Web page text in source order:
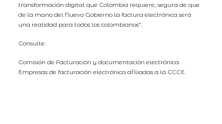
transformación digital que Colombia requiere, segura de que
de la mano del Nuevo Gobierno la factura electrónica será
una realidad para todos los colombianos”.
Consulte:
Comisión de Facturación y documentación electrónica.
Empresas de facturación electrónica afiliadas a la CCCE.